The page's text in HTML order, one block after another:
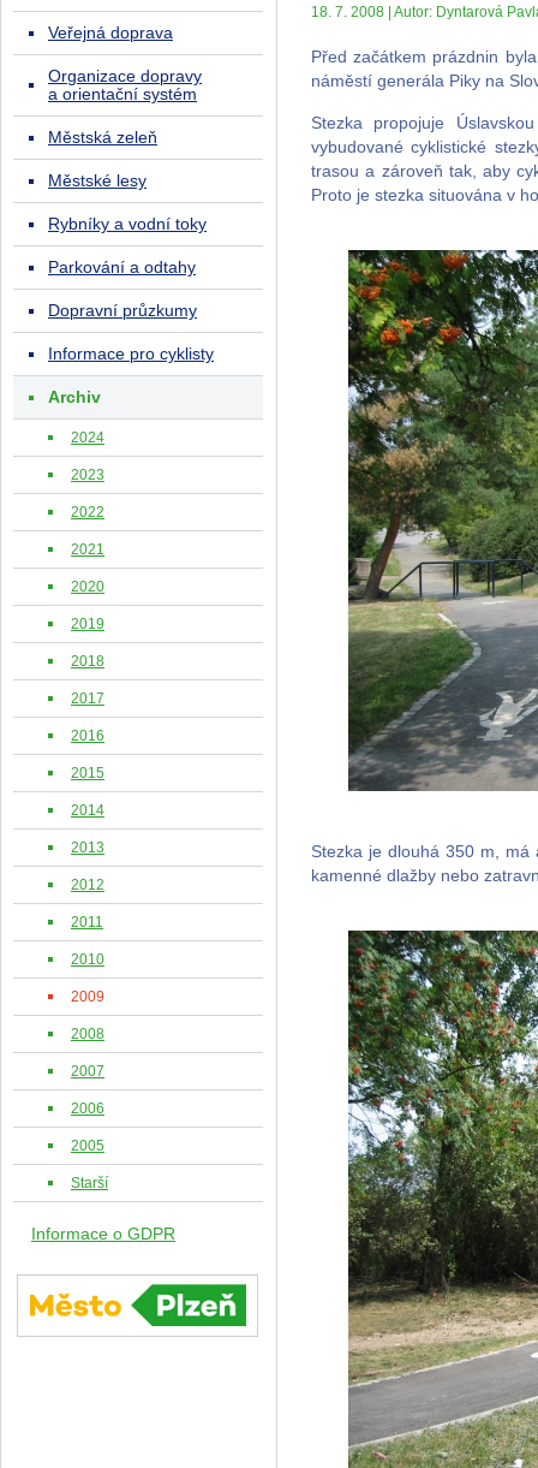
18. 7. 2008 | Autor: Dyntarová
Před začátkem prázdnin
náměstí generála Piky na
Stezka propojuje
vybudované cyklistické
trasou a zároveň tak, aby
Proto je stezka situována v
Stezka je dlouhá 350 m,
kamenné dlažby nebo
Veřejná doprava
Organizace dopravy
a orientační systém
Městská zeleň
Městské lesy
Rybníky a vodní toky
Parkování a odtahy
Dopravní průzkumy
Informace pro cyklisty
Archiv
2024
2023
2022
2021
2020
2019
2018
2017
2016
2015
2014
2013
2012
2011
2010
2009
2008
2007
2006
2005
Starší
Informace o GDPR